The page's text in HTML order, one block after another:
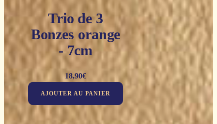
Trio de 3
Bonzes orange
- 7cm
18,90€
AJOUTER AU PANIER